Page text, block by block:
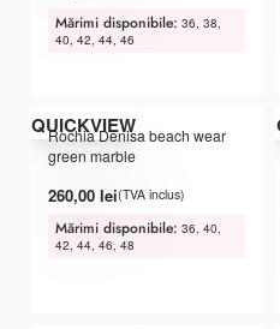
Mărimi disponibile: 36, 38,
40, 42, 44, 46
QUICKVIEW
Rochia Denisa beach wear
green marble
260,00 lei(TVA inclus)
Mărimi disponibile: 36, 40,
42, 44, 46, 48